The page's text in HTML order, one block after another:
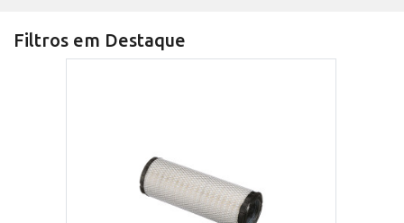
Filtros em Destaque